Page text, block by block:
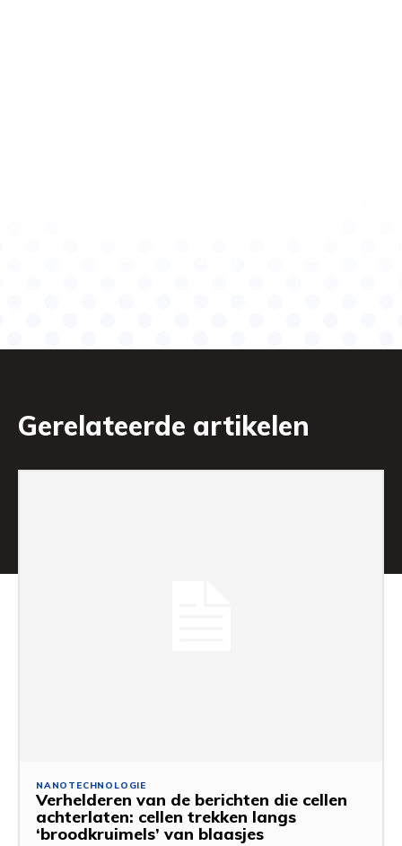
Gerelateerde artikelen
NANOTECHNOLOGIE
Verhelderen van de berichten die cellen
achterlaten: cellen trekken langs
‘broodkruimels’ van blaasjes